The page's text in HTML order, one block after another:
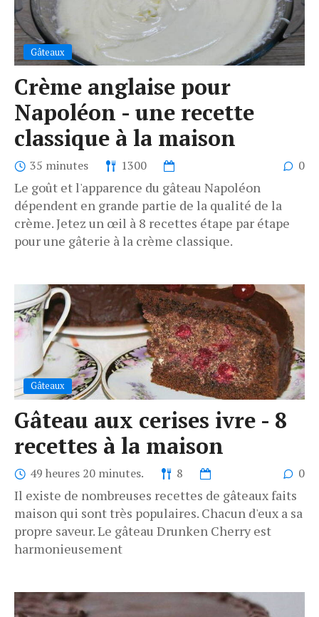
Gâteaux
Crème anglaise pour
Napoléon - une recette
classique à la maison
35 minutes 1300 0
Le goût et l'apparence du gâteau Napoléon
dépendent en grande partie de la qualité de la
crème. Jetez un œil à 8 recettes étape par étape
pour une gâterie à la crème classique.
Gâteaux
Gâteau aux cerises ivre - 8
recettes à la maison
49 heures 20 minutes. 8 0
Il existe de nombreuses recettes de gâteaux faits
maison qui sont très populaires. Chacun d'eux a sa
propre saveur. Le gâteau Drunken Cherry est
harmonieusement